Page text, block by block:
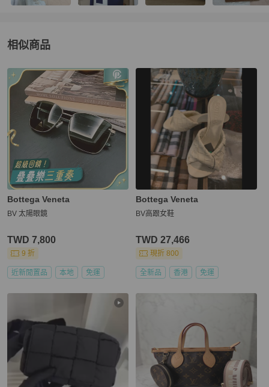
相似商品
更多相似Bottega Veneta女包推薦精品
Bottega Veneta
BV 太陽眼鏡
TWD 7,800
9 折
近新閒置品 本地 免運
Bottega Veneta
BV高跟女鞋
TWD 27,466
現折 800
全新品 香港 免運